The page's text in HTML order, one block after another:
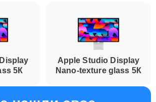
5К
Apple Studio Display
Nano-texture glass 5К